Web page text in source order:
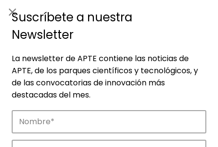
Empresas
Suscríbete a nuestra
Newsletter
La newsletter de APTE contiene las noticias de
APTE, de los parques científicos y tecnológicos, y
de las convocatorias de innovación más
destacadas del mes.